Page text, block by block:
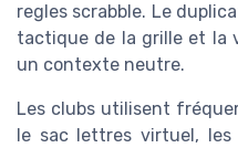
regles scrabble. Le
tactique de la grille et la
un contexte neutre.
Les clubs utilisent
le sac lettres virtuel,